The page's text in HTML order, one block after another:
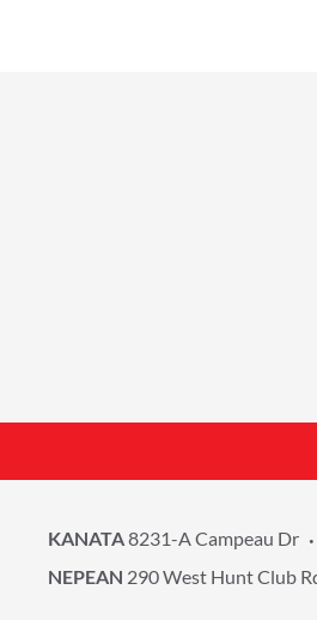
KANATA8231-A Campeau Dr
NEPEAN 290 West Hunt Club